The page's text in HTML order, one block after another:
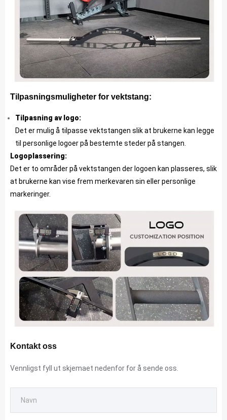
Tilpasningsmuligheter for vektstang:
Tilpasning av logo:
Det er mulig å tilpasse vektstangen slik at brukerne kan legge
til personlige logoer på bestemte steder på stangen.
Logoplassering:
Det er to områder på vektstangen der logoen kan plasseres, slik
at brukerne kan vise frem merkevaren sin eller personlige
markeringer.
Kontakt oss
Vennligst fyll ut skjemaet nedenfor for å sende oss.